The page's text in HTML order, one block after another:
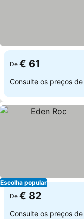
De € 61
Consulte os preços de
Escolha popular
De € 82
Consulte os preços de